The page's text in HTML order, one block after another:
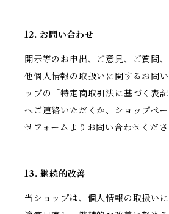
12. お問い合わせ
開示等のお申出、ご意見、ご質問
他個人情報の取扱いに関するお問
ップの「特定商取引法に基づく表
へご連絡いただくか、ショップペ
せフォームよりお問い合わせくださ
13. 継続的改善
当ショップは、個人情報の取扱い